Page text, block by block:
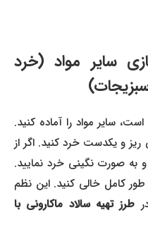
سایر مواد (خرد
سایر مواد را آماده کنید.
و یکدست خرد کنید. اگر از
صورت نگینی خرد نمایید.
کامل خالی کنید. این نظم
تهیه سالاد ماکارونی با